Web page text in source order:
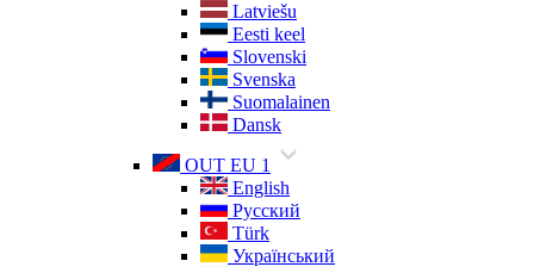
Latviešu
Eesti keel
Slovenski
Svenska
Suomalainen
Dansk
OUT EU 1
English
Русский
Türk
Український